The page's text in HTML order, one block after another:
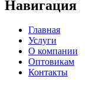
Навигация
Главная
Услуги
О компании
Оптовикам
Контакты